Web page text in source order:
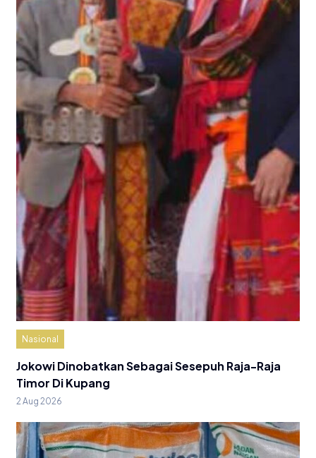
Nasional
Jokowi Dinobatkan Sebagai Sesepuh Raja-Raja
Timor Di Kupang
2 Aug 2026